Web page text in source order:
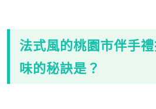
法式風的桃園市伴手
味的秘訣是？